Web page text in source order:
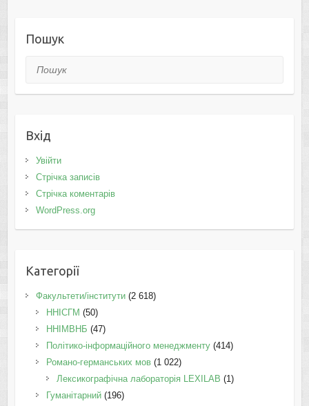
Пошук
Пошук
Вхід
Увійти
Стрічка записів
Стрічка коментарів
WordPress.org
Категорії
Факультети/інститути(2 618)
ННІСГМ (50)
ННІМВНБ (47)
Політико-інформаційного менеджменту(414)
Романо-германських мов(1 022)
Лексикографічна лабораторія LEXILAB (1)
Гуманітарний(196)